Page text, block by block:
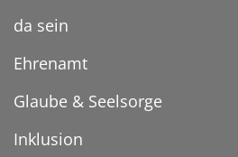
da sein
Ehrenamt
Glaube & Seelsorge
Inklusion